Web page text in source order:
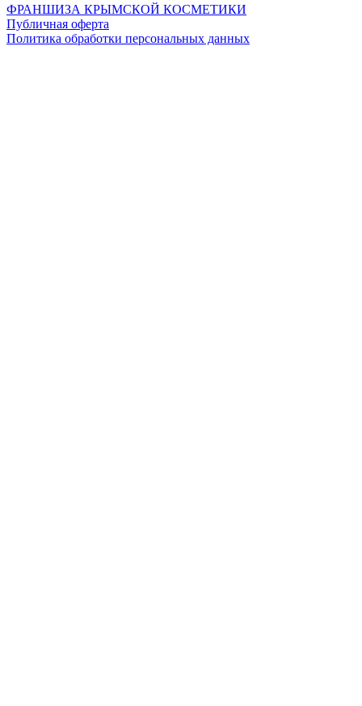
ФРАНШИЗА КРЫМСКОЙ КОСМЕТИКИ
Публичная оферта
Политика обработки персональных данных